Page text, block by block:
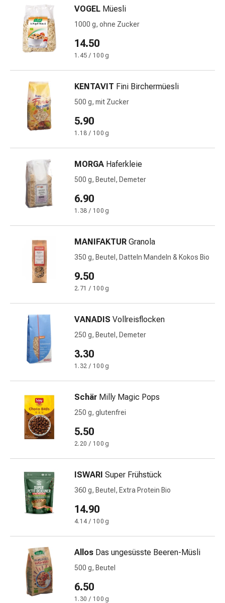
Schwitzen
Unreine
Haut
Fieberblasen
Hautausschlag
Akne
Naturmittel
Bachblütentherapie
Pflanzenknospen
Homöopathie
Phytotherapie
Schüssler-
Spagyrika
Anthroposophika
Niere,
Harnwegsbeschwerden
Prostata
Blasenbeschwerden
Schmerzen
&
Fieber
Kopfschmerzen
Migräne
Gelenkschmerzen
Schmerzmittel
Kühlen
Wärmen
Stress
&
Schlaf
Beruhigung
Stimmungsschwankungen
Schlafstörungen
Rhonchopathie
Atemwege
Nasenmittel
Atmungstraktbeschwerden
Infektionen
VOGEL Müesli
1000 g, ohne Zucker
14.50
1.45 / 100 g
KENTAVIT Fini Birchermüesli
500 g, mit Zucker
5.90
1.18 / 100 g
MORGA Haferkleie
500 g, Beutel, Demeter
6.90
1.38 / 100 g
MANIFAKTUR Granola
350 g, Beutel, Datteln Mandeln & Kokos Bio
9.50
2.71 / 100 g
VANADIS Vollreisflocken
250 g, Beutel, Demeter
3.30
1.32 / 100 g
Schär Milly Magic Pops
250 g, glutenfrei
5.50
2.20 / 100 g
ISWARI Super Frühstück
360 g, Beutel, Extra Protein Bio
14.90
4.14 / 100 g
Allos Das ungesüsste Beeren-Müsli
500 g, Beutel
6.50
1.30 / 100 g